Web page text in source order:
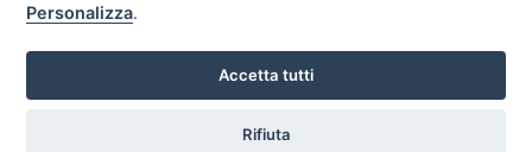
Copyright © 2008
SVILUPPO TURISMO ITALIA S.r.L. unipersonale
P.IVA: 01665350433 - R.E.A. FM-195884 Via A. Costa, 2
63822 Porto San Giorgio (FM)
Personalizza.
Accetta tutti
Rifiuta